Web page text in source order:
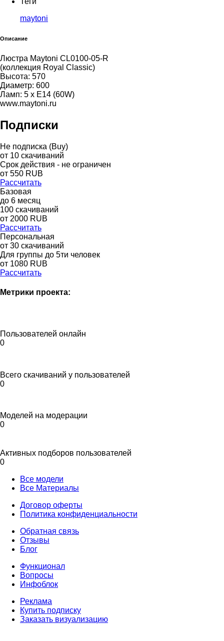
maytoni
Описание
Люстра Maytoni CL0100-05-R
(коллекция Royal Classic)
Высота: 570
Диаметр: 600
Ламп: 5 x E14 (60W)
www.maytoni.ru
Подписки
Не подписка (Buy)
от 10 скачиваний
Срок действия - не ограничен
от 550 RUB
Рассчитать
Базовая
до 6 месяц
100 скачиваний
от 2000 RUB
Рассчитать
Персональная
от 30 скачиваний
Для группы до 5ти человек
от 1080 RUB
Рассчитать
Метрики проекта:
Пользователей онлайн
0
Всего скачиваний у пользователей
0
Моделей на модерации
0
Активных подборов пользователей
0
Все модели
Все Материалы
Договор оферты
Политика конфиденциальности
Обратная связь
Отзывы
Блог
Функционал
Вопросы
Инфоблок
Реклама
Купить подписку
Заказать визуализацию